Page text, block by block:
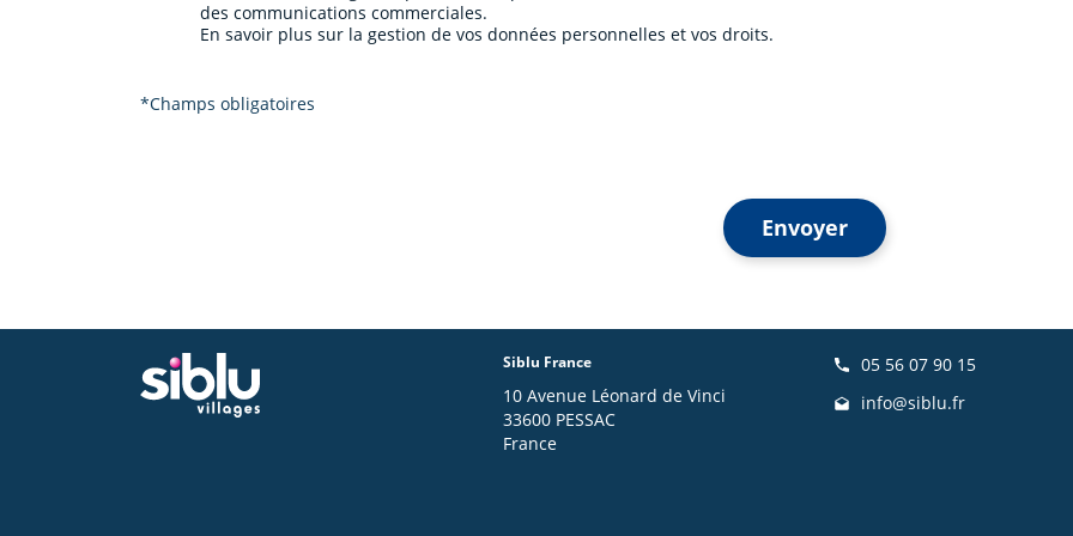
des communications commerciales.
En savoir plus sur la gestion de vos données personnelles et vos droits.
*Champs obligatoires
Envoyer
Siblu France
10 Avenue Léonard de Vinci
33600 PESSAC
France
05 56 07 90 15
info@siblu.fr